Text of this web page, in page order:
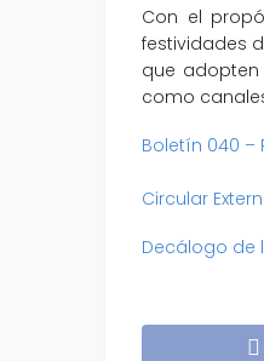
Con el
festividades
que
como
Boletín 040
Circular
Decálogo de